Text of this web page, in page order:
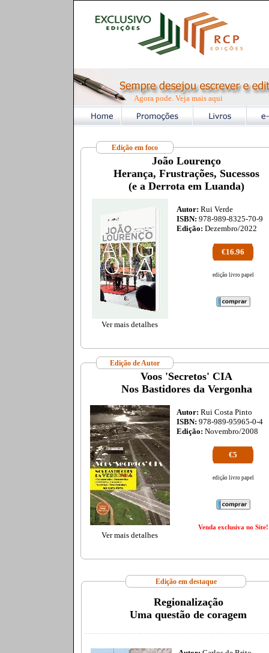
Agora pode. Veja mais aqui
Edição em foco
João Lourenço
Herança, Frustrações, Sucessos
(e a Derrota em Luanda)
Autor: Rui Verde
ISBN: 978-989-8325-70-9
Edição: Dezembro/2022
€16.96
edição livro papel
Ver mais detalhes
Edição de Autor
Voos 'Secretos' CIA
Nos Bastidores da Vergonha
Autor: Rui Costa Pinto
ISBN: 978-989-95965-0-4
Edição: Novembro/2008
€5
edição livro papel
Venda exclusiva no Site!
Ver mais detalhes
Edição em destaque
Regionalização
Uma questão de coragem